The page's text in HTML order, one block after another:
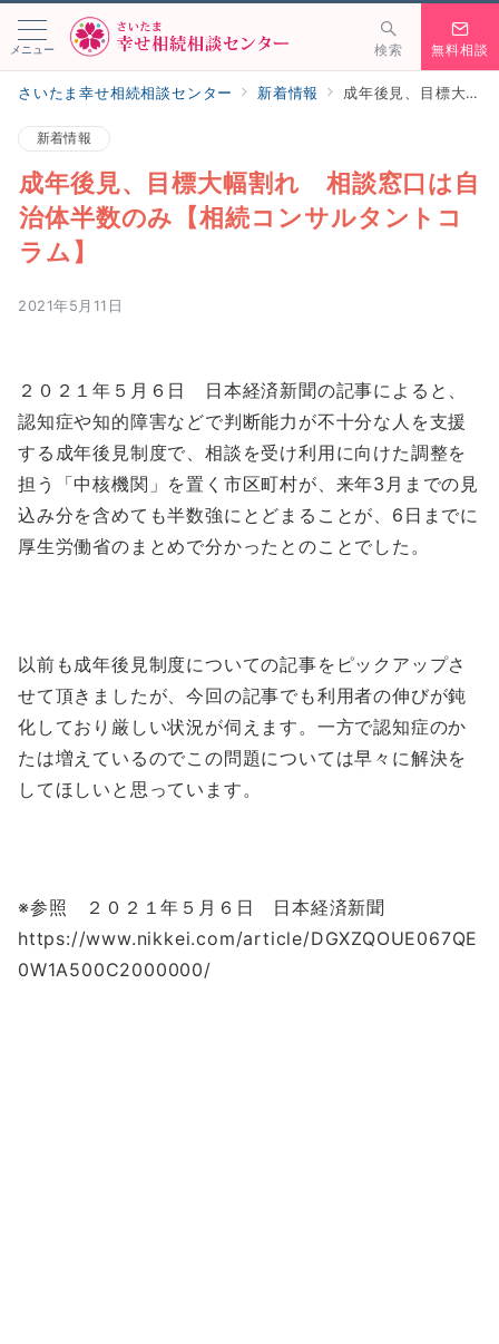
メニュー 検索 無料相談
さいたま幸せ相続相談センター 新着情報 成年後見、目標大幅割れ 相談窓口は自治体半数のみ【相続コンサルタントコラム】
新着情報
成年後見、目標大幅割れ 相談窓口は自
治体半数のみ【相続コンサルタントコ
ラム】
2021年5月11日
２０２１年５月６日 日本経済新聞の記事によると、
認知症や知的障害などで判断能力が不十分な人を支援
する成年後見制度で、相談を受け利用に向けた調整を
担う「中核機関」を置く市区町村が、来年3月までの見
込み分を含めても半数強にとどまることが、6日までに
厚生労働省のまとめで分かったとのことでした。
以前も成年後見制度についての記事をピックアップさ
せて頂きましたが、今回の記事でも利用者の伸びが鈍
化しており厳しい状況が伺えます。一方で認知症のか
たは増えているのでこの問題については早々に解決を
してほしいと思っています。
※参照 ２０２１年５月６日 日本経済新聞
https://www.nikkei.com/article/DGXZQOUE067QE
0W1A500C2000000/